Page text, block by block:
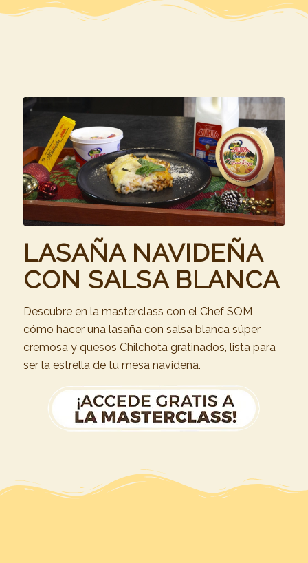
LASAÑA NAVIDEÑA
CON SALSA BLANCA
Descubre en la masterclass con el Chef SOM
cómo hacer una lasaña con salsa blanca súper
cremosa y quesos Chilchota gratinados, lista para
ser la estrella de tu mesa navideña.